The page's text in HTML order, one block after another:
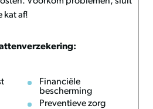
kat af!
Financiële
bescherming
Preventieve zorg